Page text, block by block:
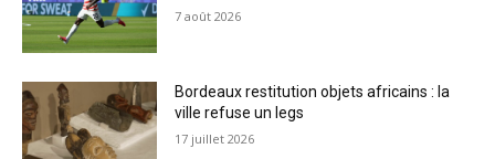
7 août 2026
Bordeaux restitution objets africains : la
ville refuse un legs
17 juillet 2026